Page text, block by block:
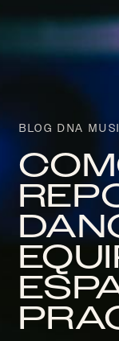
BLOG DNA